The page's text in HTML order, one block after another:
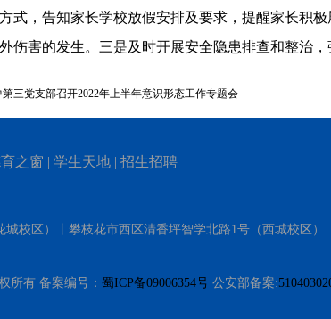
式，告知家长学校放假安排及要求，提醒家长积
伤害的发生。三是及时开展安全隐患排查和整治
三党支部召开2022年上半年意识形态工作专题会
之窗 | 学生天地| 招生招聘
校区）丨攀枝花市西区清香坪智学北路1号（西城校区）
所有 备案编号： 蜀ICP备09006354号公安部备案: